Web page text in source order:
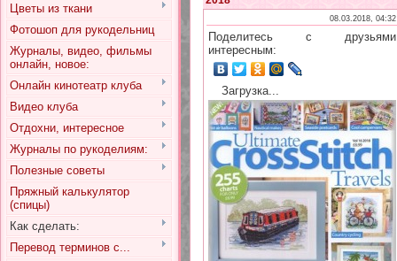
Цветы из ткани
Фотошоп для рукодельниц
Журналы, видео, фильмы
онлайн, новое:
Онлайн кинотеатр клуба
Видео клуба
Отдохни, интересное
Журналы по рукоделиям:
Полезные советы
Пряжный калькулятор
(спицы)
Как сделать:
Перевод терминов с...
08.03.2018, 04:32
Поделитесь с друзьями
интересным:
Загрузка...